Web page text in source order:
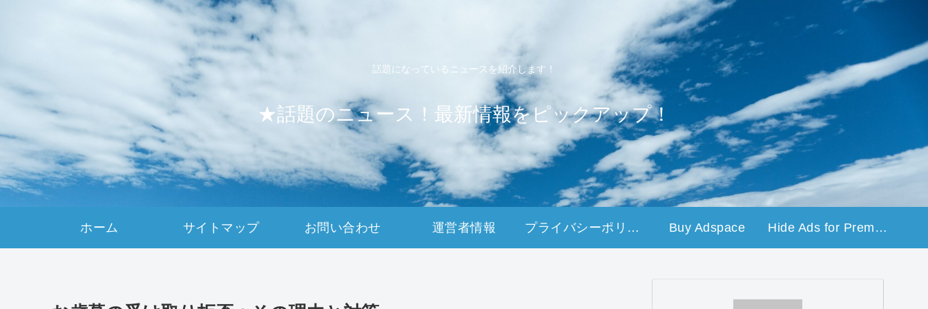
話題になっているニュースを紹介します！
★話題のニュース！最新情報をピックアップ！
ホーム サイトマップ お問い合わせ 運営者情報 プライバシーポリシー Buy Adspace Hide Ads for Premium Members